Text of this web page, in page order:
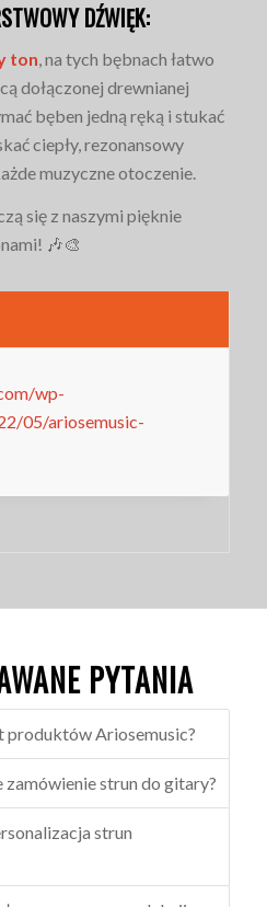
DŹWIĘK:
ton , na tych bębnach łatwo
dołączonej drewnianej
bęben jedną ręką i stukać
ciepły, rezonansowy
muzyczne otoczenie.
się z naszymi pięknie
🎶🎨
wp-
05/ariosemusic-
PYTANIA
produktów Ariosemusic?
zamówienie strun do gitary?
strun